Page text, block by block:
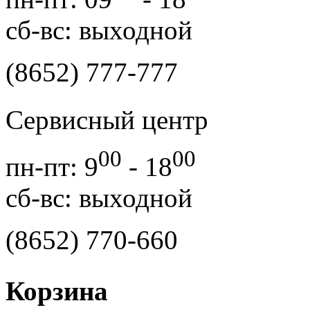
cб-вс: выходной
(8652) 777-777
Сервисный центр
пн-пт: 900 - 1800
сб-вс: выходной
(8652) 770-660
Корзина